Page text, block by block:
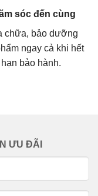
sóc đến cùng
chữa, bảo dưỡng
ngay cả khi hết
hạn bảo hành.
ƯU ĐÃI